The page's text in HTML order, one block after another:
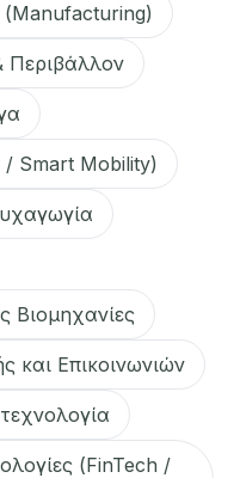
Περιβάλλον
/ Smart Mobility)
Βιομηχανίες
και Επικοινωνιών
(FinTech /